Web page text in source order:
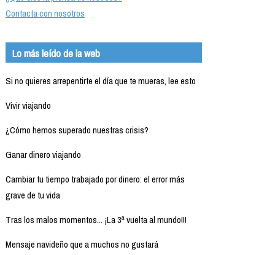
Contacta con nosotros
Lo más leído de la web
Si no quieres arrepentirte el día que te mueras, lee esto
Vivir viajando
¿Cómo hemos superado nuestras crisis?
Ganar dinero viajando
Cambiar tu tiempo trabajado por dinero: el error más
grave de tu vida
Tras los malos momentos... ¡La 3ª vuelta al mundo!!!
Mensaje navideño que a muchos no gustará